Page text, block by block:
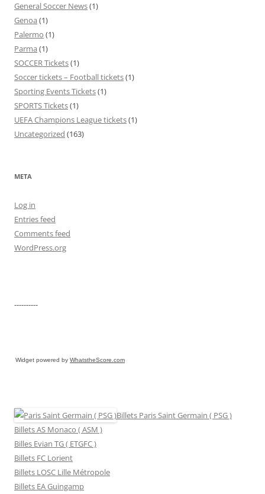
General Soccer News(1)
Genoa (1)
Palermo (1)
Parma (1)
SOCCER Tickets(1)
Soccer tickets – Football tickets(1)
Sporting Events Tickets(1)
SPORTS Tickets(1)
UEFA Champions League tickets(1)
Uncategorized (163)
META
Log in
Entries feed
Comments feed
WordPress.org
----------
Widget powered by WhatstheScore.com
Billets Paris Saint Germain ( PSG )
Billets AS Monaco ( ASM )
Billes Evian TG ( ETGFC )
Billets FC Lorient
Billets LOSC Lille Métropole
Billets EA Guingamp